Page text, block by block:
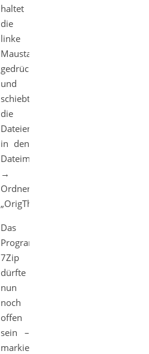
haltet
die
linke
Maustaste
gedrückt
und
schiebt
die
Dateien
in den
Dateimanager
→
Ordner
„OrigTheme“.
Das
Programm
7Zip
dürfte
nun
noch
offen
sein –
markiert